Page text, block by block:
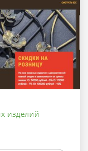
изделий